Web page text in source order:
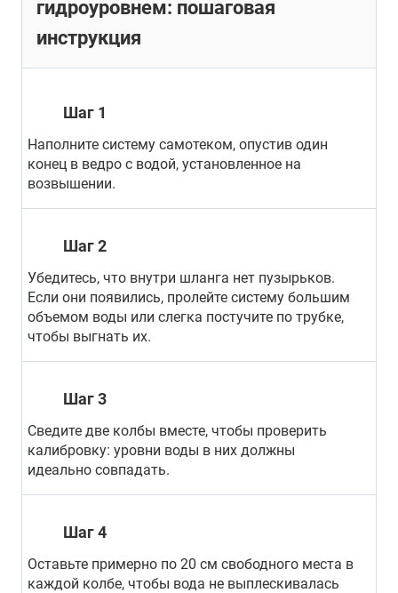
гидроуровнем: пошаговая
инструкция
Шаг 1
Наполните систему самотеком, опустив один
конец в ведро с водой, установленное на
возвышении.
Шаг 2
Убедитесь, что внутри шланга нет пузырьков.
Если они появились, пролейте систему большим
объемом воды или слегка постучите по трубке,
чтобы выгнать их.
Шаг 3
Сведите две колбы вместе, чтобы проверить
калибровку: уровни воды в них должны
идеально совпадать.
Шаг 4
Оставьте примерно по 20 см свободного места в
каждой колбе, чтобы вода не выплескивалась